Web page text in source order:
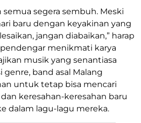
semua segera sembuh. Meski
baru dengan keyakinan yang
jangan diabaikan,” harap
menikmati karya
musik yang senantiasa
genre, band asal Malang
untuk tetap bisa mencari
keresahan-keresahan baru
dalam lagu-lagu mereka.